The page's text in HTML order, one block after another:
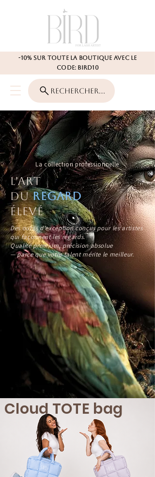
-10% SUR TOUTE LA BOUTIQUE AVEC LE
CODE: BIRD10
Rechercher...
La collection professionnelle
L'Art
duRegard
Élevé
Des outils d'exception conçus pour les artistes
qui façonnent les regards.
Qualité premium, précision absolue
— parce que votre talent mérite le meilleur.
Cloud TOTE bag